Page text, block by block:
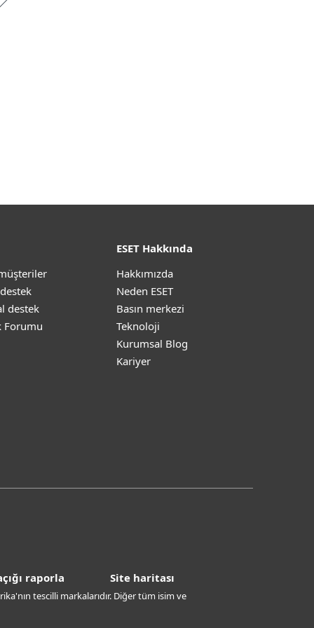
destek
Forumu
ESET Hakkında
Hakkımızda
Neden ESET
Basın merkezi
Teknoloji
Kurumsal Blog
Kariyer
raporla Site haritası
tescilli markalarıdır. Diğer tüm isim ve